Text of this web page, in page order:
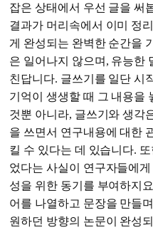
잡은 상태에서 우선 글을 써
결과가 머리속에서 이미 정
게 완성되는 완벽한 순간을
은 일어나지 않으며, 유능한
친답니다. 글쓰기를 일단 시
기억이 생생할 때 그 내용을
것뿐 아니라, 글쓰기와 생각
을 쓰면서 연구내용에 대한
킬 수 있다는 데 있습니다.
었다는 사실이 연구자들에
성을 위한 동기를 부여하지
어를 나열하고 문장을 만들
원하던 방향의 논문이 완성